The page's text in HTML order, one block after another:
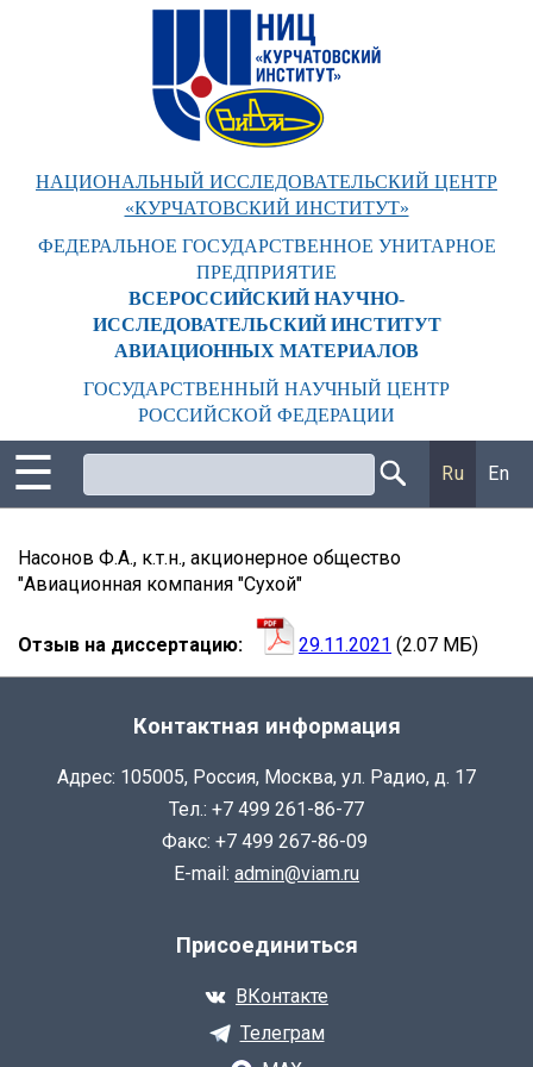
НАЦИОНАЛЬНЫЙ ИССЛЕДОВАТЕЛЬСКИЙ ЦЕНТР
«КУРЧАТОВСКИЙ ИНСТИТУТ»
ФЕДЕРАЛЬНОЕ ГОСУДАРСТВЕННОЕ УНИТАРНОЕ
ПРЕДПРИЯТИЕ
ВСЕРОССИЙСКИЙ НАУЧНО-
ИССЛЕДОВАТЕЛЬСКИЙ ИНСТИТУТ
АВИАЦИОННЫХ МАТЕРИАЛОВ
ГОСУДАРСТВЕННЫЙ НАУЧНЫЙ ЦЕНТР
РОССИЙСКОЙ ФЕДЕРАЦИИ
☰ Ru En
КОЛПАЧКОВ
ЕГОР
Насонов Ф.А., к.т.н., акционерное общество
"Авиационная компания "Сухой"
Отзыв на диссертацию 29.11.2021 (2.07 МБ)
Контактная информация
Адрес: 105005, Россия, Москва, ул. Радио, д. 17
Тел.: +7 499 261-86-77
Факс: +7 499 267-86-09
E-mail: admin@viam.ru
Присоединиться
ВКонтакте
Телеграм